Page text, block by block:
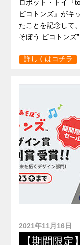
ロボット・トイ『
ピコトンズ』がキ
たことを記念して
そぼう ピコトンズ
詳しくはコチラ
2021年11月16日
【期間限